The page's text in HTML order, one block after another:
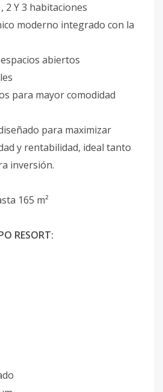
2 Y 3 habitaciones
moderno integrado con la
abiertos
para mayor comodidad
para maximizar
y rentabilidad, ideal tanto
inversión.
165 m²
RESORT: